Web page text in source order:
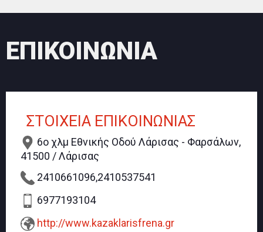
ΕΠΙΚΟΙΝΩΝΙΑ
ΣΤΟΙΧΕΙΑ ΕΠΙΚΟΙΝΩΝΙΑΣ
6ο χλμ Εθνικής Οδού Λάρισας - Φαρσάλων,
41500 / Λάρισας
2410661096,2410537541
6977193104
http://www.kazaklarisfrena.gr